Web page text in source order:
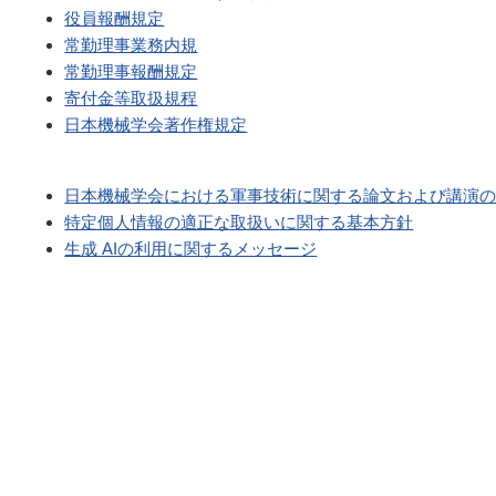
役員報酬規定
常勤理事業務内規
常勤理事報酬規定
寄付金等取扱規程
日本機械学会著作権規定
日本機械学会における軍事技術に関する論文および講演
特定個人情報の適正な取扱いに関する基本方針
生成 AIの利用に関するメッセージ